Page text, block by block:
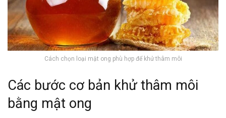
Cách chọn loại mật ong phù hợp để khử thâm môi
Các bước cơ bản khử thâm môi
bằng mật ong